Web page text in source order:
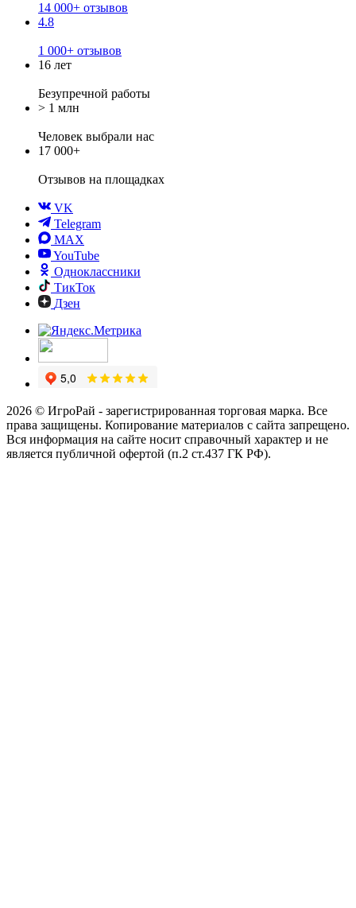
14 000+ отзывов
4.8
1 000+ отзывов
16 лет
Безупречной работы
> 1 млн
Человек выбрали нас
17 000+
Отзывов на площадках
VK
Telegram
MAX
YouTube
Одноклассники
ТикТок
Дзен
2026 © ИгроРай - зарегистрированная торговая марка. Все
права защищены. Копирование материалов с сайта запрещено.
Вся информация на сайте носит справочный характер и не
является публичной офертой (п.2 ст.437 ГК РФ).